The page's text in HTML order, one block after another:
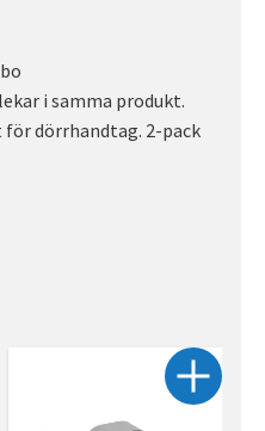
i samma produkt.
dörrhandtag. 2-pack